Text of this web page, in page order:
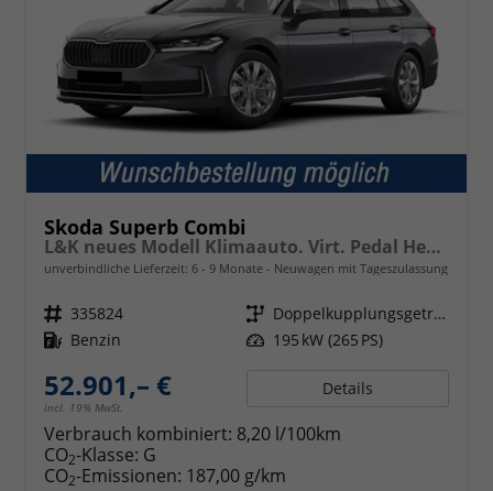
Skoda Superb Combi
L&K neues Modell Klimaauto. Virt. Pedal Head up Displ. Kessy Navi. Kamera PDC SHZ
unverbindliche Lieferzeit: 6 - 9 Monate Neuwagen mit Tageszulassung
Fahrzeugnr. 335824 Getriebe
Doppelkupplungsgetriebe (DSG)
Kraftstoff Benzin Leistung 195 kW (265 PS)
52.901,– €
incl. 19% MwSt.
Details
Verbrauch kombiniert: 8,20 l/100km
CO2-Klasse: G
CO2-Emissionen: 187,00 g/km